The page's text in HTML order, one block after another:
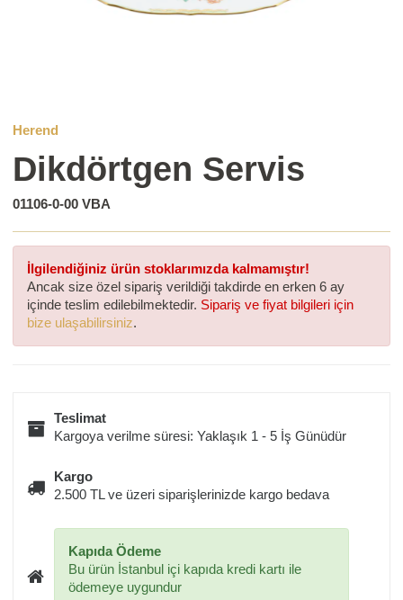
Herend
Dikdörtgen Servis
01106-0-00 VBA
İlgilendiğiniz ürün stoklarımızda kalmamıştır!
Ancak size özel sipariş verildiği takdirde en erken 6 ay
içinde teslim edilebilmektedir. Sipariş ve fiyat bilgileri için
bize ulaşabilirsiniz.
Teslimat
Kargoya verilme süresi: Yaklaşık 1 - 5 İş Günüdür
Kargo
2.500 TL ve üzeri siparişlerinizde kargo bedava
Kapıda Ödeme
Bu ürün İstanbul içi kapıda kredi kartı ile
ödemeye uygundur